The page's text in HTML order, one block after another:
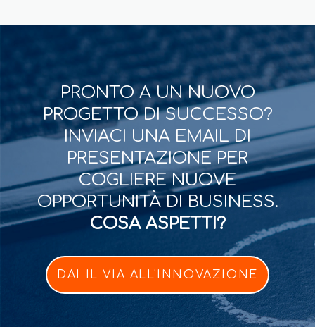
PRONTO A UN NUOVO
PROGETTO DI SUCCESSO?
INVIACI UNA EMAIL DI
PRESENTAZIONE PER
COGLIERE NUOVE
OPPORTUNITÀ DI BUSINESS.
COSA ASPETTI?
DAI IL VIA ALL'INNOVAZIONE